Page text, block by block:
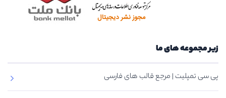
زیر مجموعه های ما
پی سی تمپلیت | مرجع قالب های فارسی